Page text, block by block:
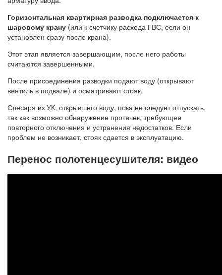
Горизонтальная квартирная разводка подключается к
шаровому крану (или к счетчику расхода ГВС, если он
установлен сразу после крана).
Этот этап является завершающим, после него работы
считаются завершенными.
После присоединения разводки подают воду (открывают
вентиль в подвале) и осматривают стояк.
Слесаря из УК, открывшего воду, пока не следует отпускать,
так как возможно обнаружение протечек, требующее
повторного отключения и устранения недостатков. Если
проблем не возникает, стояк сдается в эксплуатацию.
Перенос полотенцесушителя: видео